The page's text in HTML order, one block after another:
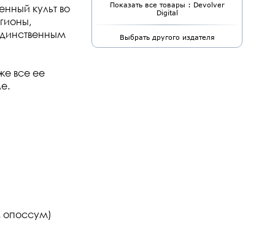
культ во
все ее
опоссум)
Показать все товары : Devolver
Digital
Выбрать другого издателя